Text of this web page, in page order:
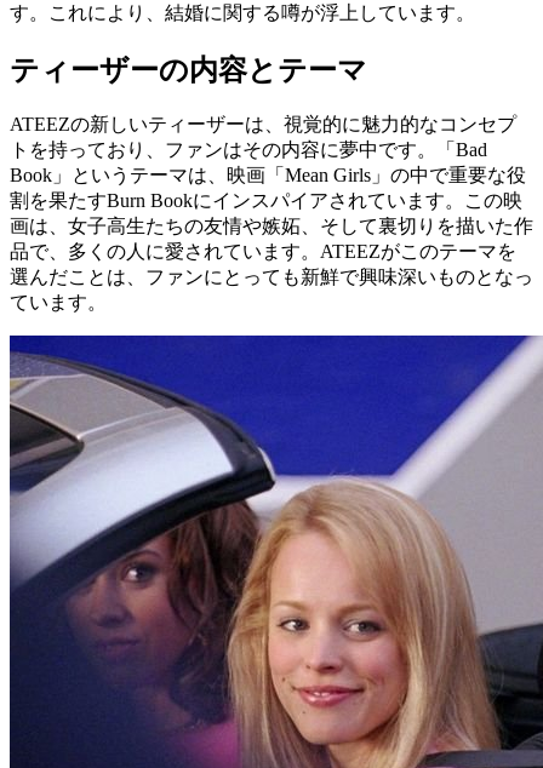
す。これにより、結婚に関する噂が浮上しています。
ティーザーの内容とテーマ
ATEEZの新しいティーザーは、視覚的に魅力的なコンセプ
トを持っており、ファンはその内容に夢中です。「Bad
Book」というテーマは、映画「Mean Girls」の中で重要な役
割を果たすBurn Bookにインスパイアされています。この映
画は、女子高生たちの友情や嫉妬、そして裏切りを描いた作
品で、多くの人に愛されています。ATEEZがこのテーマを
選んだことは、ファンにとっても新鮮で興味深いものとなっ
ています。